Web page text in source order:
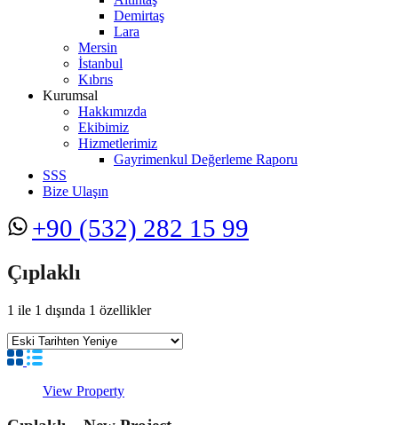
Demirtaş
Lara
Mersin
İstanbul
Kıbrıs
Kurumsal
Hakkımızda
Ekibimiz
Hizmetlerimiz
Gayrimenkul Değerleme Raporu
SSS
Bize Ulaşın
+90 (532) 282 15 99
Çıplaklı
1 ile 1 dışında 1 özellikler
View Property